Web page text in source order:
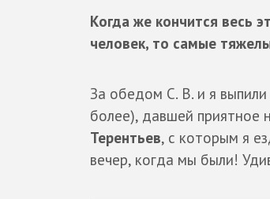
Когда же кончится весь
человек, то самые
За обедом С. В. и я
более), давшей приятное
Терентьев, с которым я
вечер, когда мы были!